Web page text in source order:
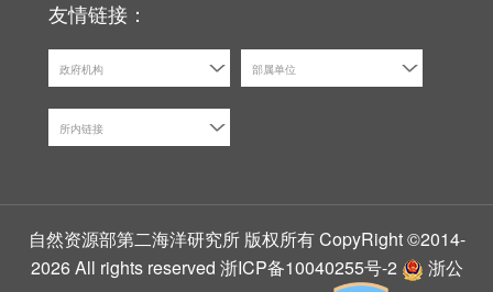
友情链接：
政府机构 部属单位
所内链接
自然资源部第二海洋研究所 版权所有 CopyRight ©2014-
2026 All rights reserved 浙ICP备10040255号-2 浙公